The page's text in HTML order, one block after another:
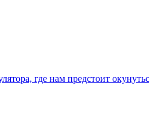
где нам предстоит